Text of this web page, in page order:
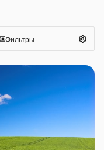
Фильтры